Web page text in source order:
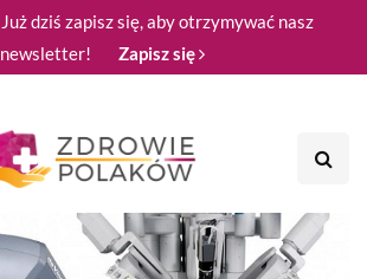
Już dziś zapisz się, aby otrzymywać nasz
newsletter!
Zapisz się